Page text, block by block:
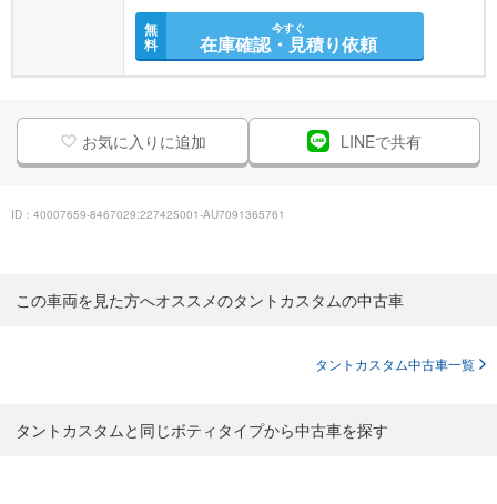
無
料
今すぐ
在庫確認・見積り依頼
お気に入りに追加 LINEで共有
ID：40007659-8467029:227425001-AU7091365761
この車両を見た方へオススメのタントカスタムの中古車
タントカスタム中古車一覧
タントカスタムと同じボティタイプから中古車を探す